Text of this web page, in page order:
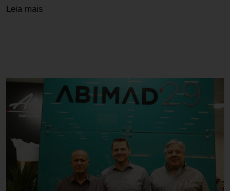
Leia mais